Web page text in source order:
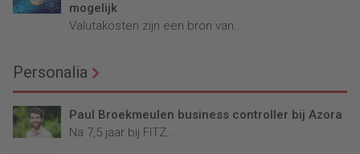
mogelijk
Valutakosten zijn een bron van...
Personalia
Paul Broekmeulen business controller bij Azora
Na 7,5 jaar bij FITZ...